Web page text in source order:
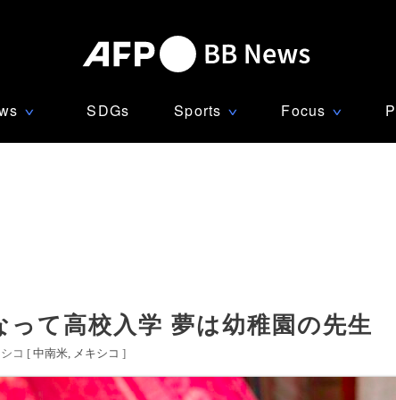
∨ SDGs Sports ∨ Focus ∨
て高校入学 夢は幼稚園の先生
コ [ 中南米 メキシコ ]